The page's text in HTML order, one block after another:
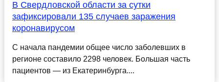
В Свердловской области за сутки
зафиксировали 135 случаев заражения
коронавирусом
С начала пандемии общее число заболевших в
регионе составило 2298 человек. Большая часть
пациентов — из Екатеринбурга....